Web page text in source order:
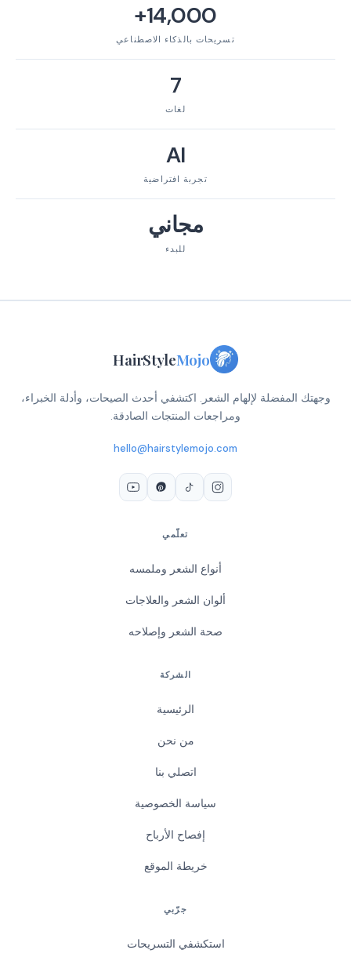
14,000+
تسريحات بالذكاء الاصطناعي
7
لغات
AI
تجربة افتراضية
مجاني
للبدء
HairStyleMojo
وجهتك المفضلة لإلهام الشعر. اكتشفي أحدث الصيحات، وأدلة الخبراء،
ومراجعات المنتجات الصادقة.
hello@hairstylemojo.com
تعلّمي
أنواع الشعر وملمسه
ألوان الشعر والعلاجات
صحة الشعر وإصلاحه
الشركة
الرئيسية
من نحن
اتصلي بنا
سياسة الخصوصية
إفصاح الأرباح
خريطة الموقع
جرّبي
استكشفي التسريحات